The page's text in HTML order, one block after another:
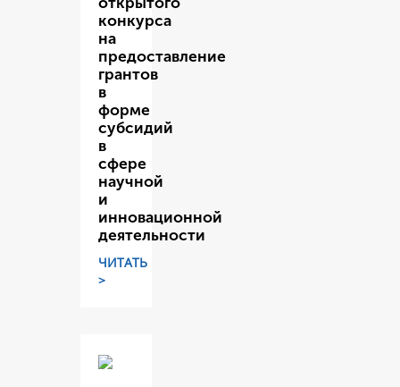
конкурса
на
предоставление
грантов
в
форме
субсидий
в
сфере
научной
и
инновационной
деятельности
ЧИТАТЬ
>